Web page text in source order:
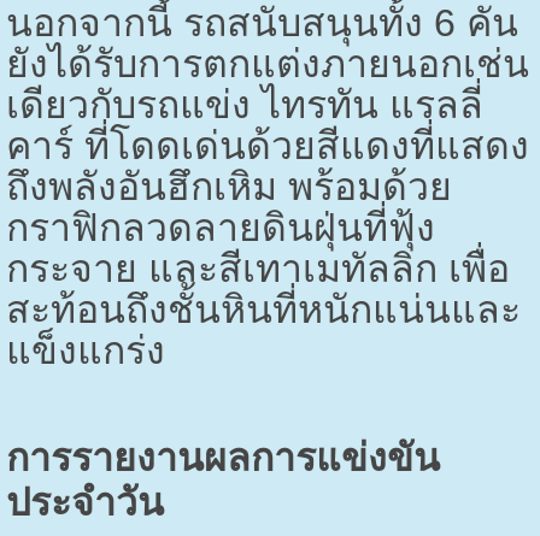
นอกจากนี้ รถสนับสนุนทั้ง 6 คัน
ยังได้รับการตกแต่งภายนอกเช่น
เดียวกับรถแข่ง ไทรทัน แรลลี่
คาร์ ที่โดดเด่นด้วยสีแดงที่แสดง
ถึงพลังอันฮึกเหิม พร้อมด้วย
กราฟิกลวดลายดินฝุ่นที่ฟุ้ง
กระจาย และสีเทาเมทัลลิก เพื่อ
สะท้อนถึงชั้นหินที่หนักแน่นและ
แข็งแกร่ง
การรายงานผลการแข่งขัน
ประจำวัน